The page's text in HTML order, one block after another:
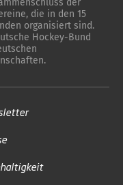
der
die in den 15
organisiert sind.
Hockey-Bund